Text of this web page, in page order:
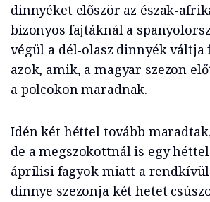
dinnyéket először az észak-
bizonyos fajtáknál a
végül a dél-olasz dinnyék váltja
azok, amik, a magyar szezon
a polcokon maradnak.
Idén két héttel tovább
de a megszokottnál is egy
áprilisi fagyok miatt a
dinnye szezonja két hetet